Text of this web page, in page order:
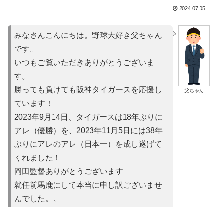
2024.07.05
父ちゃん
みなさんこんにちは。野球大好き父ちゃん
です。
いつもご覧いただきありがとうございま
す。
勝っても負けても阪神タイガースを応援し
ています！
2023年9月14日、タイガースは18年ぶりに
アレ（優勝）を 、2023年11月5日には38年
ぶりにアレのアレ（日本一）を成し遂げて
くれました！
岡田監督ありがとうございます！
就任前馬鹿にして本当に申し訳ございませ
んでした。。